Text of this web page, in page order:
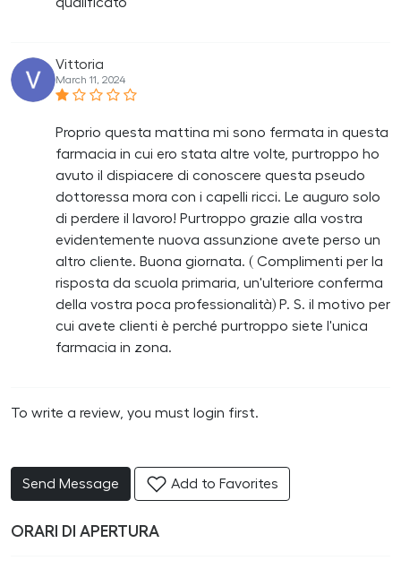
Vittoria
March 11, 2024
Proprio questa mattina mi sono fermata in questa
farmacia in cui ero stata altre volte, purtroppo ho
avuto il dispiacere di conoscere questa pseudo
dottoressa mora con i capelli ricci. Le auguro solo
di perdere il lavoro! Purtroppo grazie alla vostra
evidentemente nuova assunzione avete perso un
altro cliente. Buona giornata. ( Complimenti per la
risposta da scuola primaria, un'ulteriore conferma
della vostra poca professionalità) P. S. il motivo per
cui avete clienti è perché purtroppo siete l'unica
farmacia in zona.
To write a review, you must login first.
Send Message Add to Favorites
ORARI DI APERTURA